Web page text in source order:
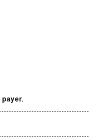
payer.